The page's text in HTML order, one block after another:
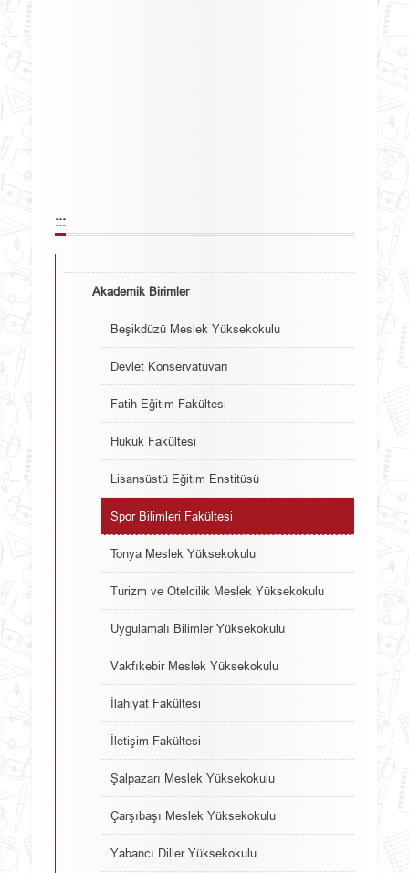
:::
Akademik Birimler
Beşikdüzü Meslek Yüksekokulu
Devlet Konservatuvarı
Fatih Eğitim Fakültesi
Hukuk Fakültesi
Lisansüstü Eğitim Enstitüsü
Spor Bilimleri Fakültesi
Tonya Meslek Yüksekokulu
Turizm ve Otelcilik Meslek Yüksekokulu
Uygulamalı Bilimler Yüksekokulu
Vakfıkebir Meslek Yüksekokulu
İlahiyat Fakültesi
İletişim Fakültesi
Şalpazarı Meslek Yüksekokulu
Çarşıbaşı Meslek Yüksekokulu
Yabancı Diller Yüksekokulu